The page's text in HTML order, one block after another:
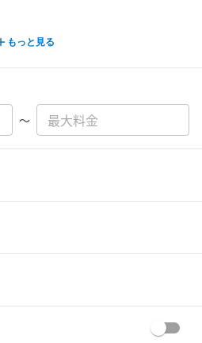
もっと見る
〜